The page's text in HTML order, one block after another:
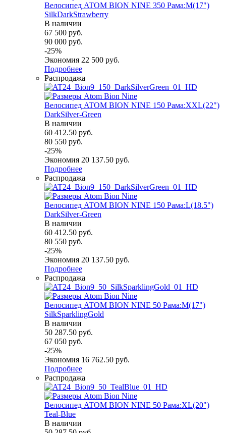
Велосипед ATOM BION NINE 350 Рама:M(17")
SilkDarkStrawberry
В наличии
67 500 руб.
90 000 руб.
-25%
Экономия 22 500 руб.
Подробнее
Распродажа
Велосипед ATOM BION NINE 150 Рама:XXL(22")
DarkSilver-Green
В наличии
60 412.50 руб.
80 550 руб.
-25%
Экономия 20 137.50 руб.
Подробнее
Распродажа
Велосипед ATOM BION NINE 150 Рама:L(18.5")
DarkSilver-Green
В наличии
60 412.50 руб.
80 550 руб.
-25%
Экономия 20 137.50 руб.
Подробнее
Распродажа
Велосипед ATOM BION NINE 50 Рама:M(17")
SilkSparklingGold
В наличии
50 287.50 руб.
67 050 руб.
-25%
Экономия 16 762.50 руб.
Подробнее
Распродажа
Велосипед ATOM BION NINE 50 Рама:XL(20")
Teal-Blue
В наличии